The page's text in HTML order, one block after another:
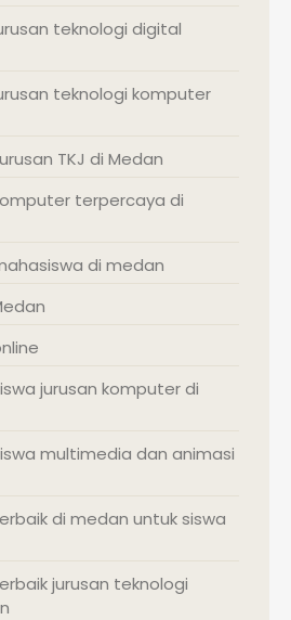
teknologi digital
teknologi komputer
TKJ di Medan
terpercaya di
di medan
jurusan komputer di
multimedia dan animasi
di medan untuk siswa
jurusan teknologi